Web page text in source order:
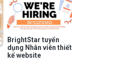
BrightStar tuyển
dụng Nhân viên thiết
kế website